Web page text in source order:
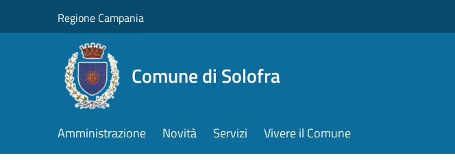
Regione Campania
Comune di Solofra
Amministrazione Novità Servizi Vivere il Comune